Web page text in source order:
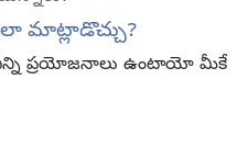
మాట్లాడొచ్చు?
ప్రయోజనాలు ఉంటాయో మీకే